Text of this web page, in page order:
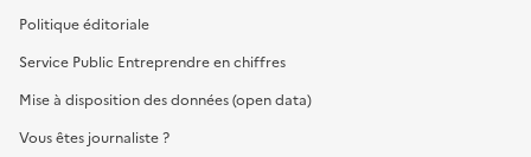
Politique éditoriale
Service Public Entreprendre en chiffres
Mise à disposition des données (open data)
Vous êtes journaliste ?